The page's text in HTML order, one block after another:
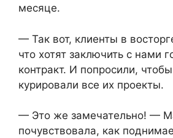
месяце.
— Так вот, клиенты в
что хотят заключить с нами
контракт. И попросили,
курировали все их проекты.
— Это же замечательно! —
почувствовала, как